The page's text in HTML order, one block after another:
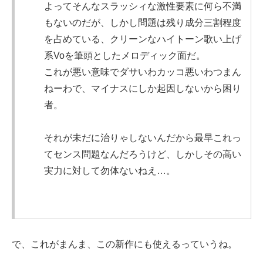
よってそんなスラッシィな激性要素に何ら不満
もないのだが、しかし問題は残り成分三割程度
を占めている、クリーンなハイトーン歌い上げ
系Voを筆頭としたメロディック面だ。
これが悪い意味でダサいわカッコ悪いわつまん
ねーわで、マイナスにしか起因しないから困り
者。
それが未だに治りゃしないんだから最早これっ
てセンス問題なんだろうけど、しかしその高い
実力に対して勿体ないねえ…。
で、これがまんま、この新作にも使えるっていうね。